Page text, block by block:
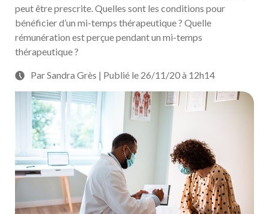
peut être prescrite. Quelles sont les conditions pour
bénéficier d’un mi-temps thérapeutique ? Quelle
rémunération est perçue pendant un mi-temps
thérapeutique ?
Par Sandra Grès | Publié le 26/11/20 à 12h14